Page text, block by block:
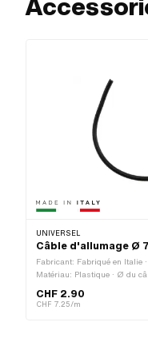
UNIVERSEL
Câble d'allumage Ø
Fabricant: Fabriqué en Italie
Matériau: Plastique · Ø du
Longueur totale: 400 mm ·
CHF 2.90
CHF 7.25/m